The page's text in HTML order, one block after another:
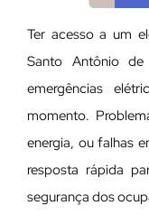
Ter acesso a um
Santo Antônio
emergências
momento.
energia, ou falhas
resposta rápida
segurança dos